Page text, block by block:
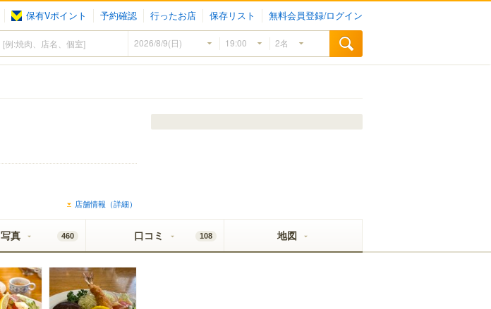
保有Vポイント 予約確認 行ったお店 保存リスト 無料会員登録/ログイン
店舗情報（詳細）
写真 460 口コミ 108 地図